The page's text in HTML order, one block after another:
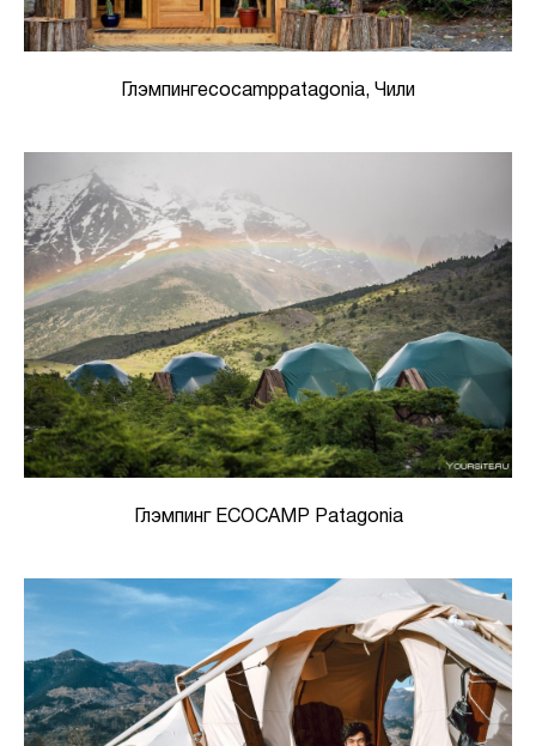
Глэмпингecocamppatagonia, Чили
Глэмпинг ECOCAMP Patagonia